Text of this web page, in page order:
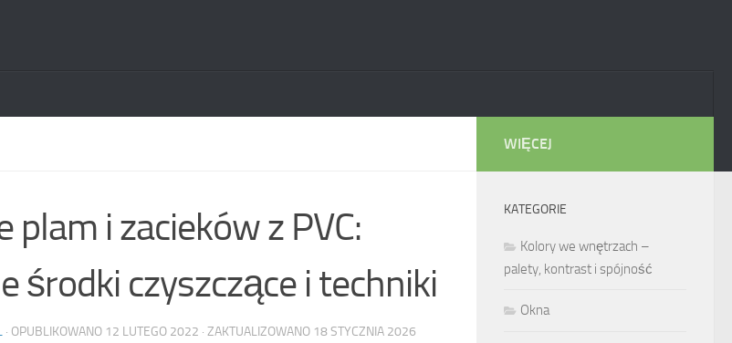
plam i zacieków z PVC:
środki czyszczące i techniki
· OPUBLIKOWANO 12 LUTEGO 2022 · ZAKTUALIZOWANO 18 STYCZNIA 2026
WIĘCEJ
KATEGORIE
Kolory we wnętrzach –
palety, kontrast i spójność
Okna